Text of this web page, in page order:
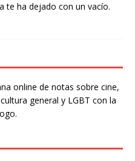
te ha dejado con un vacío.
online de notas sobre cine,
general y LGBT con la